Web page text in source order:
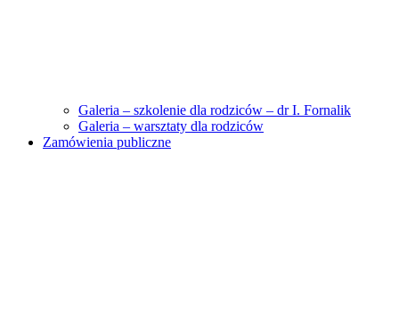
Galeria – szkolenie dla rodziców – dr I. Fornalik
Galeria – warsztaty dla rodziców
Zamówienia publiczne